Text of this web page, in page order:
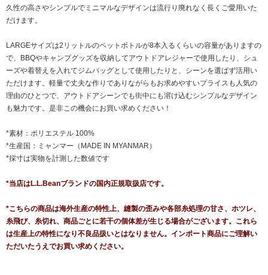
久性の高さやシンプルでミニマルなデザインは流行り廃れなく長くご愛用いた
だけます。
LARGEサイズは2リットルのペットボトルが8本入るくらいの容量がありますの
で、BBQやキャンプグッズを収納してアウトドアレジャーで使用したり、シュ
ーズや着替えを入れてジムバッグとして使用したりと、シーンを選ばず活用い
ただけます。軽量で丈夫な作りでありながらもお求めやすいプライスも人気の
理由のひとつで、アウトドアシーンでも街中にも溶け込むシンプルなデザイン
も魅力です。是非この機会にお買い求めください！
*素材：ポリエステル 100%
*生産国：ミャンマー（MADE IN MYANMAR）
*採寸は実物を計測した数値です
*当店はL.L.Beanブランドの国内正規取扱店です。
*こちらの商品は海外生産の特性上、縫製の歪みや各部糸処理の甘さ、ホツレ、
糸飛び、糸切れ、商品ごとに若干の個体差が生じる場合がございます。これら
は生産上の特性になり不良品扱いとはなりません。インポート商品にご理解い
ただいたうえでお買い求めください。